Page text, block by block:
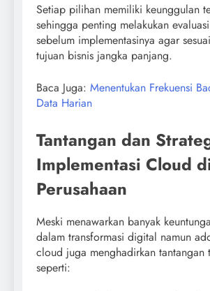
Setiap pilihan memiliki keunggulan
sehingga penting melakukan
sebelum implementasinya agar
tujuan bisnis jangka panjang.
Baca Juga: Menentukan Frekuensi
Data Harian
Tantangan dan
Implementasi Cloud
Perusahaan
Meski menawarkan banyak
dalam transformasi digital namun
cloud juga menghadirkan tantangan
seperti: